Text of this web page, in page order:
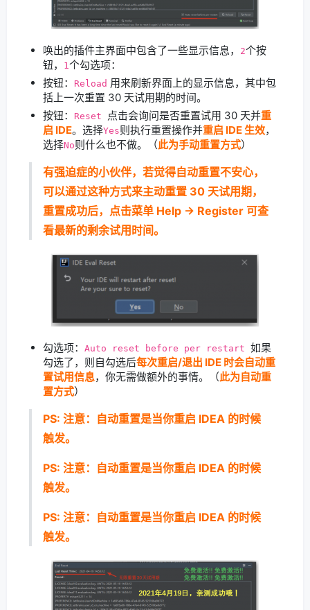
唤出的插件主界面中包含了一些显示信息， 2个按
钮，
1个勾选项：
按钮：
Reload 用来刷新界面上的显示信息，其中包
括上一次重置 30 天试用期的时间。
按钮：
Reset 点击会询问是否重置试用 30 天并重
启 IDE。选择Yes则执行重置操作并重启 IDE 生效，
选择No则什么也不做。（此为手动重置方式）
有强迫症的小伙伴，若觉得自动重置不安心，
可以通过这种方式来主动重置 30 天试用期，
重置成功后，点击菜单 Help -> Register 可查
看最新的剩余试用时间。
勾选项： Auto reset before per restart 如果
勾选了，则自勾选后每次重启/退出 IDE 时会自动重
置试用信息，你无需做额外的事情。（此为自动重
置方式）
PS: 注意：自动重置是当你重启 IDEA 的时候
触发。
PS: 注意：自动重置是当你重启 IDEA 的时候
触发。
PS: 注意：自动重置是当你重启 IDEA 的时候
触发。